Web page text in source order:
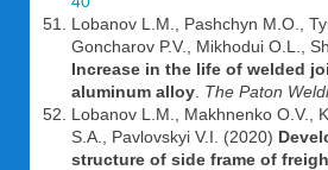
Lobanov L.M., Pashchyn M.O.,
Goncharov P.V., Mikhodui O.L.,
Increase in the life of welded
aluminum alloy The Paton
Lobanov L.M., Makhnenko O.V.,
S.A., Pavlovskyi V.I. (2020)
structure of side frame of